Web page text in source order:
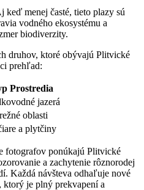
keď menej časté, tieto plazy sú
⁢vodného​ ekosystému a
biodiverzity.
‍druhov, ktoré obývajú ‌Plitvické
prehľad:
⁢Prostredia
jazerá
oblasti
a plytčiny
fotografov ‌ponúkajú ‍Plitvické‌
a⁣ zachytenie rôznorodej
Každá návšteva ‍odhaľuje⁣ nové
ktorý ‍je plný‌ prekvapení‌ a